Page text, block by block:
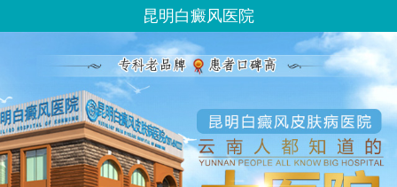
昆明白癜风医院